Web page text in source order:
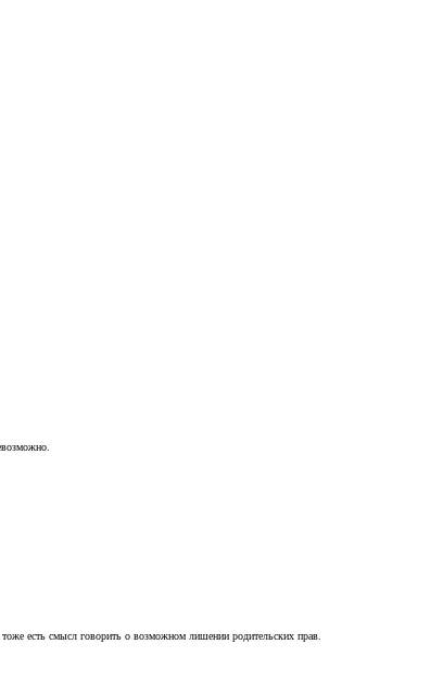
есть смысл говорить о возможном лишении родительских прав.